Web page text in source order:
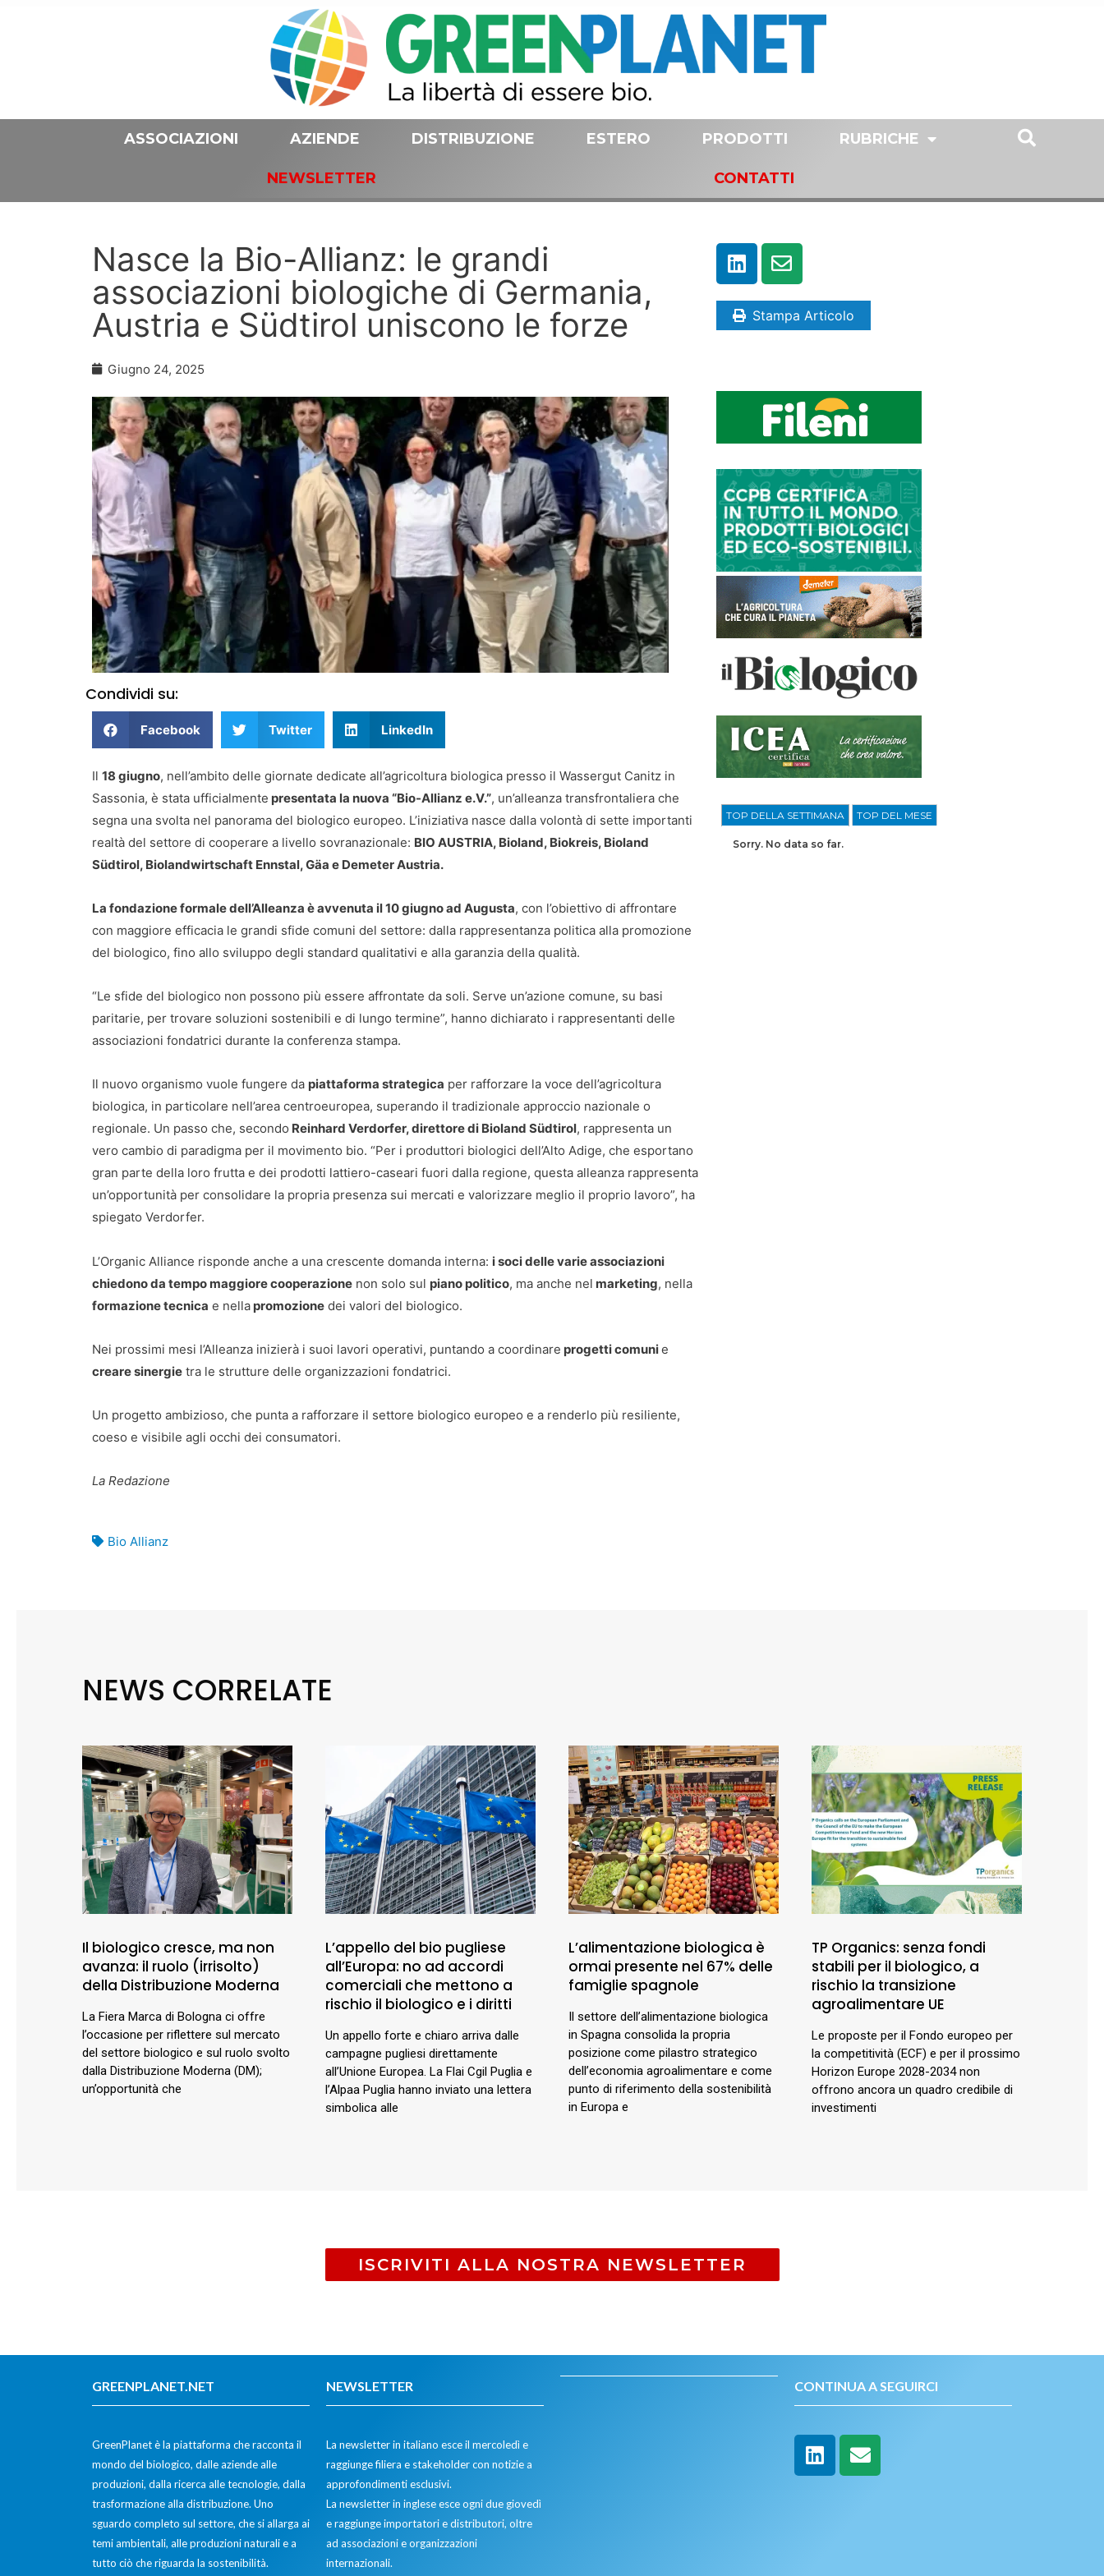
ASSOCIAZIONI AZIENDE DISTRIBUZIONE ESTERO PRODOTTI RUBRICHE
NEWSLETTER CONTATTI
Nasce la Bio-Allianz: le grandi
associazioni biologiche di Germania,
Austria e Südtirol uniscono le forze
Giugno 24, 2025
Condividi su:
Facebook Twitter LinkedIn
Il 18 giugno, nell’ambito delle giornate dedicate all’agricoltura biologica presso il Wassergut Canitz in
Sassonia, è stata ufficialmente presentata la nuova “Bio-Allianz e.V.”, un’alleanza transfrontaliera che
segna una svolta nel panorama del biologico europeo. L’iniziativa nasce dalla volontà di sette importanti
realtà del settore di cooperare a livello sovranazionale: BIO AUSTRIA, Bioland, Biokreis, Bioland
Südtirol, Biolandwirtschaft Ennstal, Gäa e Demeter Austria.
La fondazione formale dell’Alleanza è avvenuta il 10 giugno ad Augusta, con l’obiettivo di affrontare
con maggiore efficacia le grandi sfide comuni del settore: dalla rappresentanza politica alla promozione
del biologico, fino allo sviluppo degli standard qualitativi e alla garanzia della qualità.
“Le sfide del biologico non possono più essere affrontate da soli. Serve un’azione comune, su basi
paritarie, per trovare soluzioni sostenibili e di lungo termine”, hanno dichiarato i rappresentanti delle
associazioni fondatrici durante la conferenza stampa.
Il nuovo organismo vuole fungere da piattaforma strategica per rafforzare la voce dell’agricoltura
biologica, in particolare nell’area centroeuropea, superando il tradizionale approccio nazionale o
regionale. Un passo che, secondo Reinhard Verdorfer, direttore di Bioland Südtirol, rappresenta un
vero cambio di paradigma per il movimento bio. “Per i produttori biologici dell’Alto Adige, che esportano
gran parte della loro frutta e dei prodotti lattiero-caseari fuori dalla regione, questa alleanza rappresenta
un’opportunità per consolidare la propria presenza sui mercati e valorizzare meglio il proprio lavoro”, ha
spiegato Verdorfer.
L’Organic Alliance risponde anche a una crescente domanda interna: i soci delle varie associazioni
chiedono da tempo maggiore cooperazione non solo sul piano politico, ma anche nel marketing, nella
formazione tecnica e nella promozione dei valori del biologico.
Nei prossimi mesi l’Alleanza inizierà i suoi lavori operativi, puntando a coordinare progetti comunie
creare sinergie tra le strutture delle organizzazioni fondatrici.
Un progetto ambizioso, che punta a rafforzare il settore biologico europeo e a renderlo più resiliente,
coeso e visibile agli occhi dei consumatori.
La Redazione
Bio Allianz
Stampa Articolo
TOP DELLA SETTIMANA TOP DEL MESE
Sorry. No data so far.
NEWS CORRELATE
Il biologico cresce, ma non
avanza: il ruolo (irrisolto)
della Distribuzione Moderna
La Fiera Marca di Bologna ci offre
l’occasione per riflettere sul mercato
del settore biologico e sul ruolo svolto
dalla Distribuzione Moderna (DM);
un’opportunità che
L’appello del bio pugliese
all’Europa: no ad accordi
comerciali che mettono a
rischio il biologico e i diritti
Un appello forte e chiaro arriva dalle
campagne pugliesi direttamente
all’Unione Europea. La Flai Cgil Puglia e
l’Alpaa Puglia hanno inviato una lettera
simbolica alle
L’alimentazione biologica è
ormai presente nel 67% delle
famiglie spagnole
Il settore dell’alimentazione biologica
in Spagna consolida la propria
posizione come pilastro strategico
dell’economia agroalimentare e come
punto di riferimento della sostenibilità
in Europa e
TP Organics: senza fondi
stabili per il biologico, a
rischio la transizione
agroalimentare UE
Le proposte per il Fondo europeo per
la competitività (ECF) e per il prossimo
Horizon Europe 2028-2034 non
offrono ancora un quadro credibile di
investimenti
ISCRIVITI ALLA NOSTRA NEWSLETTER
GREENPLANET.NET
GreenPlanet è la piattaforma che racconta il
mondo del biologico, dalle aziende alle
produzioni, dalla ricerca alle tecnologie, dalla
trasformazione alla distribuzione. Uno
sguardo completo sul settore, che si allarga ai
temi ambientali, alle produzioni naturali e a
tutto ciò che riguarda la sostenibilità.
NEWSLETTER
La newsletter in italiano esce il mercoledì e
raggiunge filiera e stakeholder con notizie a
approfondimenti esclusivi.
La newsletter in inglese esce ogni due giovedì
e raggiunge importatori e distributori, oltre
ad associazioni e organizzazioni
internazionali.
CONTINUA A SEGUIRCI